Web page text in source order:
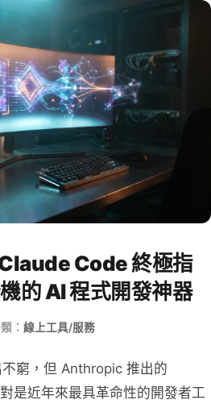
Code 終極指
的 AI 程式開發神器
： 線上工具/服務
窮，但 Anthropic 推出的
是近年來最具革命性的開發者工